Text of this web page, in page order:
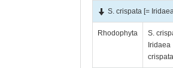
S. crispata [=
Rhodophyta
S.
Iridaea